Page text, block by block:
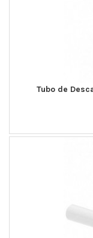
Tubo de